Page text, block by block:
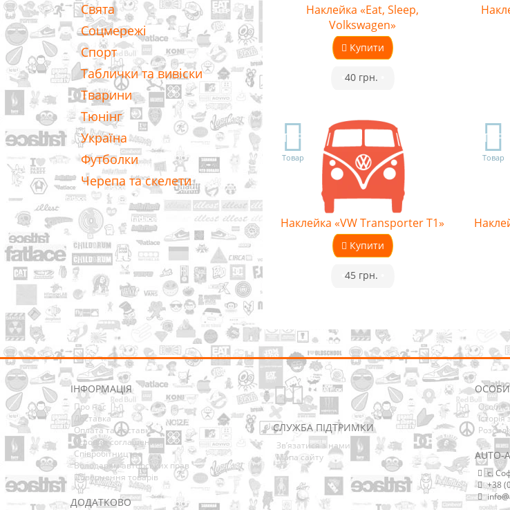
Свята
Соцмережі
Спорт
Таблички та вивіски
Тварини
Тюнінг
Україна
Футболки
Черепа та скелети
Наклейка «Eat, Sleep,
Volkswagen»
Купити
40 грн.
TOP
Товар
Наклейка «VW Transporter T1»
Купити
45 грн.
TOP
Товар
ІНФОРМАЦІЯ
Про нас
Доставка
Оплата та Доставка
Условия соглашения
Співробітництво
Володарям авторських прав
Повернення товарів
ДОДАТКОВО
СЛУЖБА ПІДТРИМКИ
Зв’язатися з нами
Мапа сайту
AUTO-
с.
+38